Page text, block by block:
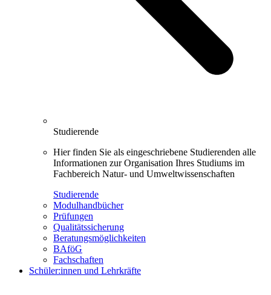
Studierende
Hier finden Sie als eingeschriebene Studierenden alle
Informationen zur Organisation Ihres Studiums im
Fachbereich Natur- und Umweltwissenschaften
Studierende
Modulhandbücher
Prüfungen
Qualitätssicherung
Beratungsmöglichkeiten
BAföG
Fachschaften
Schüler:innen und Lehrkräfte